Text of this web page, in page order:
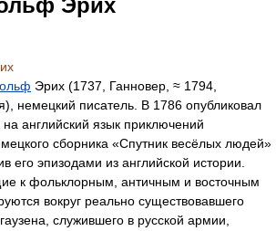
Эрих
Эрих (1737, Ганновер, ≈ 1794,
немецкий писатель. В 1786 опубликовал
английский язык приключений
сборника «Спутник весёлых людей»
его эпизодами из английской истории.
к фольклорным, античным и восточным
вокруг реально существовавшего
служившего в русской армии,